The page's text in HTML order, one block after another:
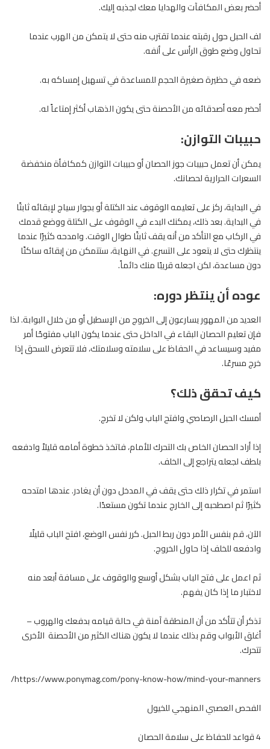
أحضر بعض المكافآت والهدايا معك لجذبه إليك.
لف الحبل حول رقبته عندما تقترب منه حتى لا يتمكن من الهرب عندما
تحاول وضع طوق الرأس على أنفه.
ضعه في حظيرة صغيرة الحجم للمساعدة في تسهيل إمساكه به.
أحضر معه أصدقائه من الأحصنة حتى يكون الذهاب أكثر إمتاعاً له.
حبيبات التوازن:
يمكن أن تعمل حبيبات جوز الحصان أو حبيبات التوازن كمكافأة منخفضة
السعرات الحراريةلحصانك.
في البداية، ركز على تعليمه الوقوف عند الكتلة أو بجوار سياج لإبقائه ثابتًا
في البداية. بعد ذلك، يمكنك البدء في الوقوف على الكتلة ووضع قدمك
في الركاب مع التأكد من أنه يقف ثابتًا طوال الوقت. وامدحه كثيرًا عندما
ينتظرك حتى لا يتعود على التسرع. في النهاية، ستتمكن من إبقائه ساكنًا
دون مساعدة، لكن اجعله قريبًا منك دائماً.
عوده أن ينتظر دوره:
العديد من المهور يسارعون إلى الخروج من الإسطبل أو من خلال البوابة. لذا
فإن تعليم الحصان البقاء في الداخل حتى عندما يكون الباب مفتوحًا أمر
مفيد وسيساعد في الحفاظ على سلامته وسلامتك، فلا تتعرض للسحق إذا
خرج مسرعًا.
كيف تحقق ذلك؟
أمسك الحبل الرصاصي وافتح الباب ولكن لا تخرج.
إذا أراد الحصان الخاص بك التحرك للأمام، فاتخذ خطوة أمامه قليلاً وادفعه
بلطف لجعله يتراجع إلى الخلف.
استمر في تكرار ذلك حتى يقف في المدخل دون أن يغادر. عندها امتدحه
كثيرًا ثم اصطحبه إلى الخارج عندما تكون مستعدًا.
الآن، قم بنفس الأمر دون ربطالحبل. كرر نفس الوضع، افتح الباب قليلًا
وادفعه للخلف إذا حاول الخروج.
ثم اعمل على فتح الباب بشكل أوسع والوقوف على مسافة أبعد منه
لاختبار ما إذا كان يفهم.
تذكر أن تتأكد من أن المنطقة آمنة في حالة قيامه بدفعك والهروب –
أغلق الأبواب وقم بذلك عندما لا يكون هناك الكثير منالأحصنة الأخرى
تتحرك.
https://www.ponymag.com/pony-know-how/mind-your-manners/
الفحص العصبي المنهجي للخيول
4 قواعد للحفاظ على سلامة الحصان